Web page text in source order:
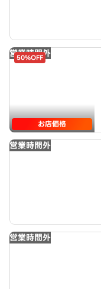
営業時間外
50%OFF
お店価格
営業時間外
営業時間外